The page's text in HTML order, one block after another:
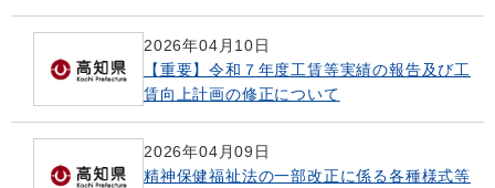
2026年04月10日
【重要】令和７年度工賃等実績の報告及び工
賃向上計画の修正について
2026年04月09日
精神保健福祉法の一部改正に係る各種様式等